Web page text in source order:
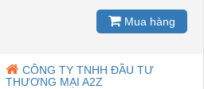
Mua hàng
CÔNG TY TNHH ĐẦU TƯ
THƯƠNG MẠI A2Z